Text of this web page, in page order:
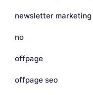
newsletter marketing
no
offpage
offpage seo